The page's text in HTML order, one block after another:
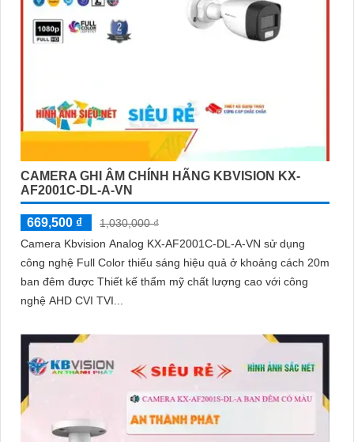
CAMERA GHI ÂM CHÍNH HÃNG KBVISION KX-
AF2001C-DL-A-VN
669,500 ₫
1,030,000 ₫
Camera Kbvision Analog KX-AF2001C-DL-A-VN sử dụng
công nghệ Full Color thiếu sáng hiệu quả ở khoảng cách 20m
ban đêm được Thiết kế thẩm mỹ chất lượng cao với công
nghệ AHD CVI TVI...